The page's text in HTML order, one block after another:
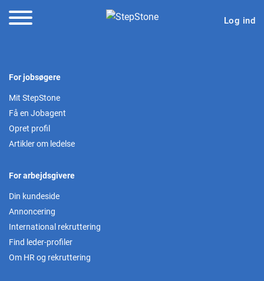
Log ind
For jobsøgere
Mit StepStone
Få en Jobagent
Opret profil
Artikler om ledelse
For arbejdsgivere
Din kundeside
Annoncering
International rekruttering
Find leder-profiler
Om HR og rekruttering